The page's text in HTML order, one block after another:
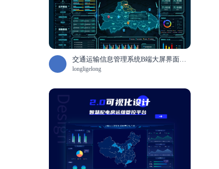
交通运输信息管理系统B端大屏界面设计
longligelong